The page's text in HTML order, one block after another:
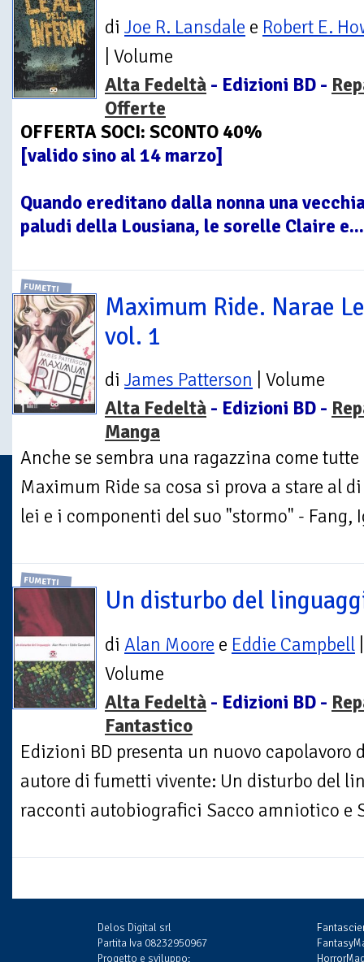
di Joe R. Lansdale e Robert E.
| Volume
Alta Fedeltà - Edizioni BD -
Offerte
OFFERTA SOCI: SCONTO 40%
[valido sino al 14 marzo]
Quando ereditano dalla nonna una
paludi della Lousiana, le sorelle Claire e...
FUMETTI
Maximum Ride. Narae
vol. 1
di James Patterson | Volume
Alta Fedeltà - Edizioni BD -
Manga
Anche se sembra una ragazzina come
Maximum Ride sa cosa si prova a stare al
lei e i componenti del suo "stormo" - Fang,
FUMETTI
Un disturbo del
di Alan Moore e Eddie Campbell
Volume
Alta Fedeltà - Edizioni BD -
Fantastico
Edizioni BD presenta un nuovo
autore di fumetti vivente: Un disturbo del
racconti autobiografici Sacco amniotico e
Delos Digital srl
Partita Iva 08232950967
Progetto e sviluppo: